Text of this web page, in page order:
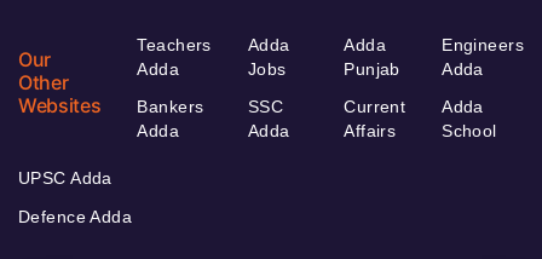
Our
Other
Websites
Teachers
Adda
Bankers
Adda
Adda
Jobs
SSC
Adda
Adda
Punjab
Current
Affairs
Engineers
Adda
Adda
School
UPSC Adda
Defence Adda